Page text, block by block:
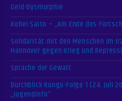
Geld-Dysmorphie
Kohei Saito – „Am Ende des
Solidarität mit den Menschen im
Hannover gegen Krieg und
Sprache der Gewalt
Durchblick Kongo-Folge 1 (24. Juli
„Jugendinfo“